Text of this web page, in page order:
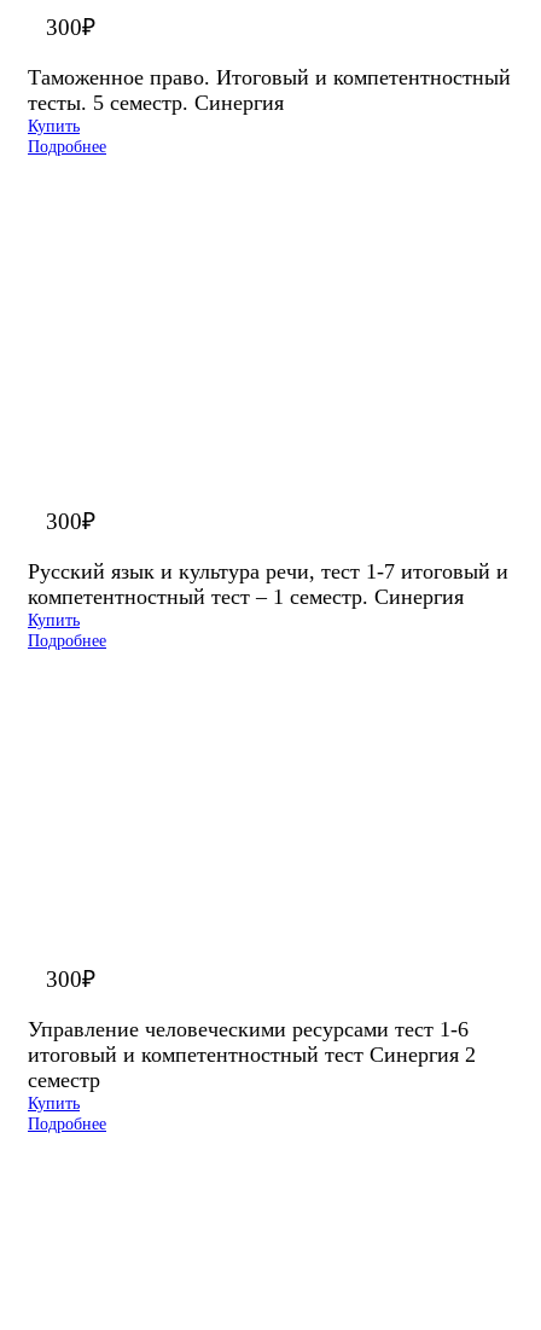
300₽
Таможенное право. Итоговый и компетентностный
тесты. 5 семестр. Синергия
Купить
Подробнее
300₽
Русский язык и культура речи, тест 1-7 итоговый и
компетентностный тест – 1 семестр. Синергия
Купить
Подробнее
300₽
Управление человеческими ресурсами тест 1-6
итоговый и компетентностный тест Синергия 2
семестр
Купить
Подробнее